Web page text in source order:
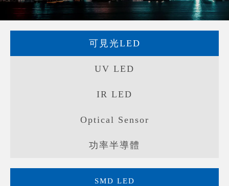
可見光LED
UV LED
IR LED
Optical Sensor
功率半導體
SMD LED